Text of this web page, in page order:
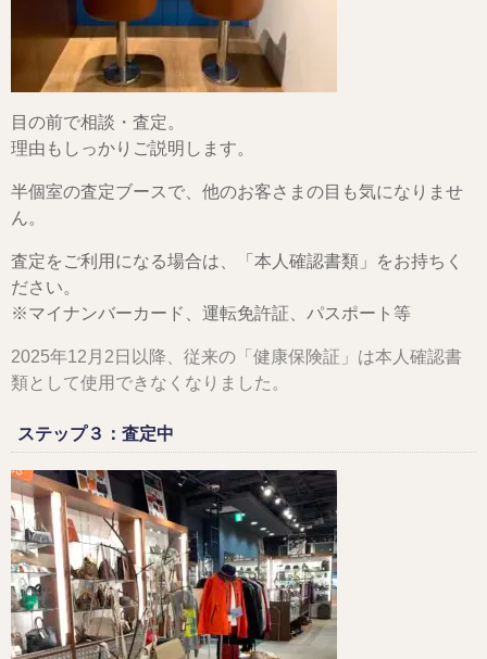
目の前で相談・査定。
理由もしっかりご説明します。
半個室の査定ブースで、他のお客さまの目も気になりませ
ん。
査定をご利用になる場合は、「本人確認書類」をお持ちく
ださい。
※マイナンバーカード、運転免許証、パスポート等
2025年12月2日以降、従来の「健康保険証」は本人確認書
類として使用できなくなりました。
ステップ３：査定中